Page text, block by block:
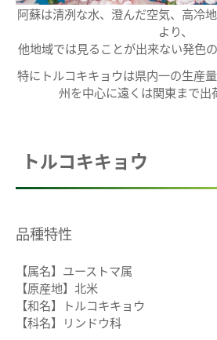
阿蘇は清冽な水、澄んだ空気、高冷
より、
他地域では見ることが出来ない発色
特にトルコキキョウは県内一の生産
州を中心に遠くは関東まで出
トルコキキョウ
品種特性
【属名】ユーストマ属
【原産地】北米
【和名】トルコキキョウ
【科名】リンドウ科